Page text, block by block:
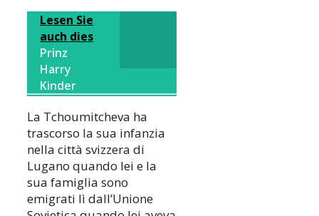
Lesen Sie
auch dies
Prinz
Harry
Kinder
La Tchoumitcheva ha
trascorso la sua infanzia
nella città svizzera di
Lugano quando lei e la
sua famiglia sono
emigrati lì dall’Unione